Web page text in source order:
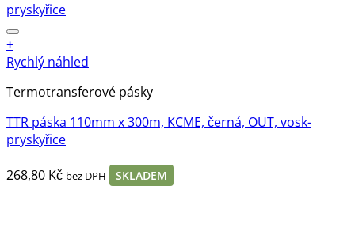
+
Rychlý náhled
Termotransferové pásky
TTR páska 110mm x 300m, KCME, černá, OUT, vosk-
pryskyřice
268,80 Kč bez DPH SKLADEM